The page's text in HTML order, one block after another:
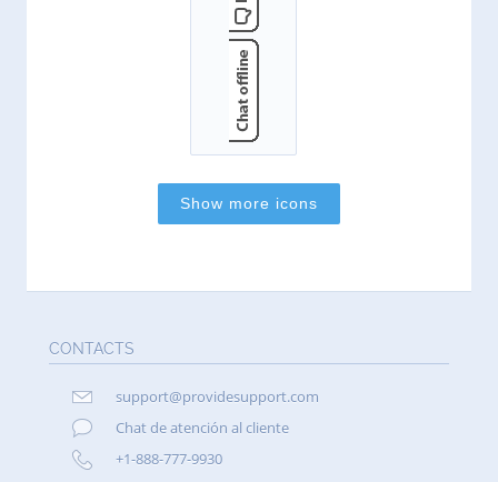
CONTACTS
support@providesupport.com
Chat de atención al cliente
+1-888-777-9930